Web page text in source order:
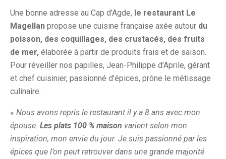
Une bonne adresse au Cap d’Agde, le restaurant Le
Magellan propose une cuisine française axée autour du
poisson, des coquillages, des crustacés, des fruits
de mer, élaborée à partir de produits frais et de saison.
Pour réveiller nos papilles, Jean-Philippe d’Aprile, gérant
et chef cuisinier, passionné d’épices, prône le métissage
culinaire.
« Nous avons repris le restaurant il y a 8 ans avec mon
épouse. Les plats 100 % maison varient selon mon
inspiration, mon envie du jour. Je suis passionné par les
épices que l’on peut retrouver dans une grande majorité